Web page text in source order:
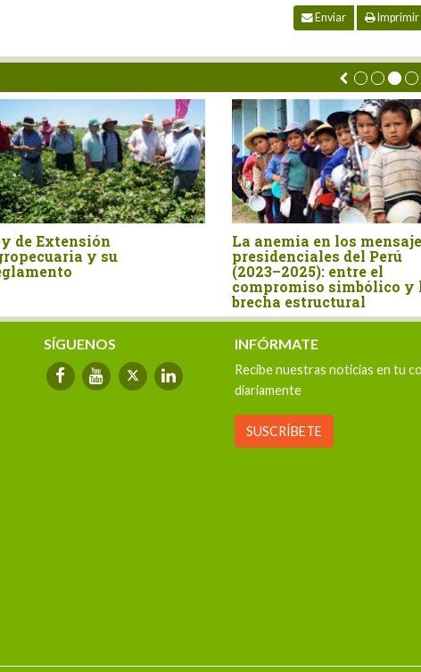
Enviar Imprimir
Retos para el desarrollo de la
agroindustria de la papa
blanca en el Perú
La paradoja de la
y la agricultura peruana
SÍGUENOS INFÓRMATE
Recibe nuestras noticias en tu
diariamente
SUSCRÍBETE